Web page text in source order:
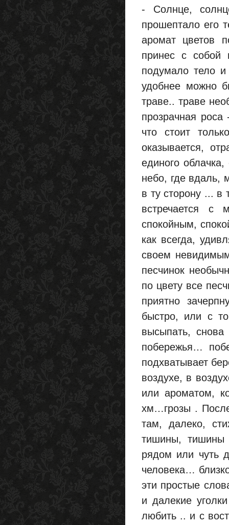
- Солнце,
прошептало его
аромат цветов
принес с собой
подумало тело и
удобнее можно
траве.. траве
прозрачная
что стоит
оказывается,
единого
небо, где вдаль,
в ту сторону ... в
встречается
спокойным,
как всегда,
своем
песчинок
по цвету все
приятно
быстро, или с
высыпать,
побережья…
подхватывает
воздухе, в
или ароматом,
хм…грозы .
там, далеко,
тишины,
рядом или чуть
человека…
эти простые
и далекие
любить .. и с